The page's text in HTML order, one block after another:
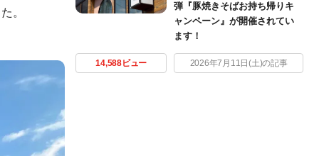
。
弾『豚焼きそばお持ち帰りキ
ャンペーン』が開催されてい
ます！
14,588ビュー 2026年7月11日(土)の記事